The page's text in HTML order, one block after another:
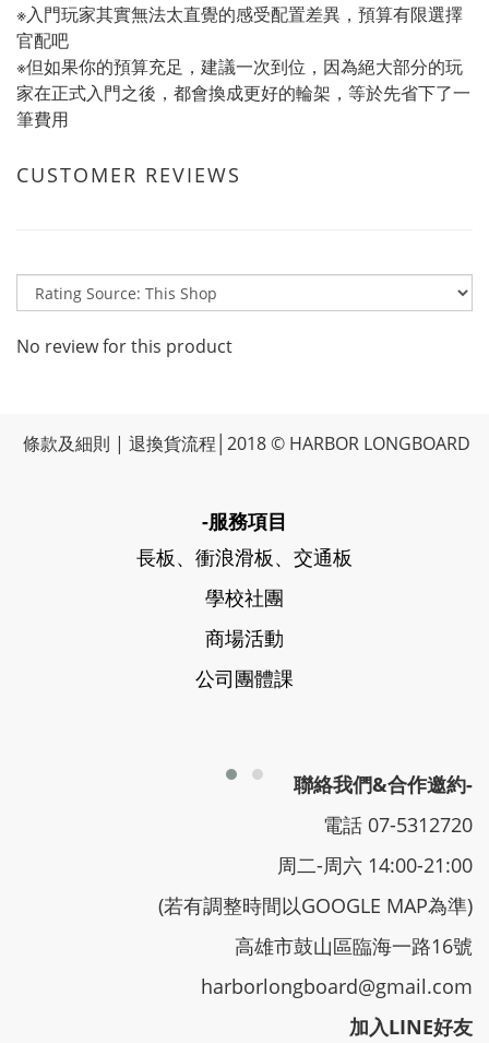
※入門玩家其實無法太直覺的感受配置差異，預算有限選擇
官配吧
※但如果你的預算充足，建議一次到位，因為絕大部分的玩
家在正式入門之後，都會換成更好的輪架，等於先省下了一
筆費用
CUSTOMER REVIEWS
No review for this product
條款及細則 | 退換貨流程 │2018 © HARBOR LONGBOARD
-服務項目
長板、衝浪滑板、交通板
學校社團
商場活動
公司團體課
聯絡我們&合作邀約-
電話 07-5312720
周二-周六 14:00-21:00
(若有調整時間以GOOGLE MAP為準)
高雄市鼓山區臨海一路16號
harborlongboard@gmail.com
加入LINE好友